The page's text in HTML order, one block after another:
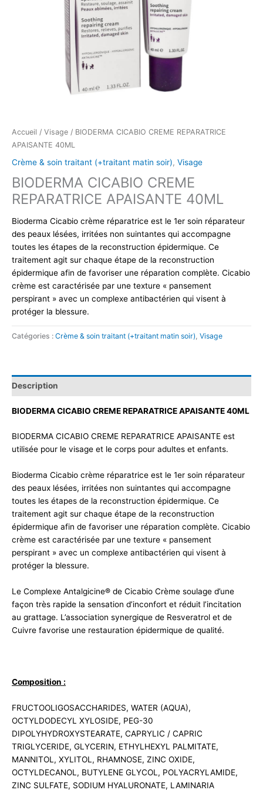
Accueil / Visage / BIODERMA CICABIO CREME REPARATRICE
APAISANTE 40ML
Crème & soin traitant (+traitant matin soir), Visage
BIODERMA CICABIO CREME
REPARATRICE APAISANTE 40ML
Bioderma Cicabio crème réparatrice est le 1er soin réparateur
des peaux lésées, irritées non suintantes qui accompagne
toutes les étapes de la reconstruction épidermique. Ce
traitement agit sur chaque étape de la reconstruction
épidermique afin de favoriser une réparation complète. Cicabio
crème est caractérisée par une texture « pansement
perspirant » avec un complexe antibactérien qui visent à
protéger la blessure.
Catégories : Crème & soin traitant (+traitant matin soir), Visage
Description
BIODERMA CICABIO CREME REPARATRICE APAISANTE 40ML
BIODERMA CICABIO CREME REPARATRICE APAISANTE est
utilisée pour le visage et le corps pour adultes et enfants.
Bioderma Cicabio crème réparatrice est le 1er soin réparateur
des peaux lésées, irritées non suintantes qui accompagne
toutes les étapes de la reconstruction épidermique. Ce
traitement agit sur chaque étape de la reconstruction
épidermique afin de favoriser une réparation complète. Cicabio
crème est caractérisée par une texture « pansement
perspirant » avec un complexe antibactérien qui visent à
protéger la blessure.
Le Complexe Antalgicine® de Cicabio Crème soulage d’une
façon très rapide la sensation d’inconfort et réduit l’incitation
au grattage. L’association synergique de Resveratrol et de
Cuivre favorise une restauration épidermique de qualité.
Composition :
FRUCTOOLIGOSACCHARIDES, WATER (AQUA),
OCTYLDODECYL XYLOSIDE, PEG-30
DIPOLYHYDROXYSTEARATE, CAPRYLIC / CAPRIC
TRIGLYCERIDE, GLYCERIN, ETHYLHEXYL PALMITATE,
MANNITOL, XYLITOL, RHAMNOSE, ZINC OXIDE,
OCTYLDECANOL, BUTYLENE GLYCOL, POLYACRYLAMIDE,
ZINC SULFATE, SODIUM HYALURONATE, LAMINARIA